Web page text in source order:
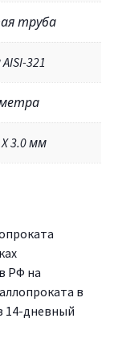
труба
321
3.0 мм
РФ на
в
14-дневный